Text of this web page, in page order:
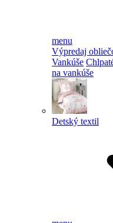
menu
Výpredaj
Vankúše
na vankúše
Detský textil